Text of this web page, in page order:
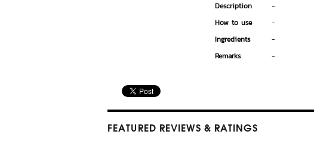
Description
-
How to use
-
Ingredients
-
Remarks
-
FEATURED REVIEWS & RATINGS